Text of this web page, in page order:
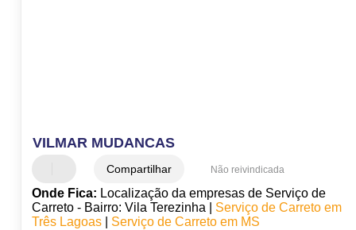
VILMAR MUDANCAS
Compartilhar Não reivindicada
Onde Fica: Localização da empresas de Serviço de
Carreto - Bairro: Vila Terezinha | Serviço de Carreto em
Três Lagoas| Serviço de Carreto em MS